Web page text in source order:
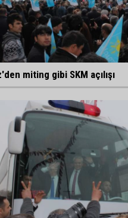
miting gibi SKM açılışı